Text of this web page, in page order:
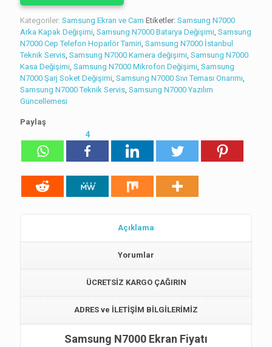
Kategoriler: Samsung Ekran ve Cam Etiketler: Samsung N7000
Arka Kapak Değişimi, Samsung N7000 Batarya Değişimi, Samsung
N7000 Cep Telefon Hoparlör Tamiri, Samsung N7000 İstanbul
Teknik Servis, Samsung N7000 Kamera değişimi, Samsung N7000
Kasa Değişimi, Samsung N7000 Mikrofon Değişimi, Samsung
N7000 Şarj Soket Değişimi, Samsung N7000 Sıvı Teması Onarımı,
Samsung N7000 Teknik Servis, Samsung N7000 Yazılım
Güncellemesi
Paylaş
4
Açıklama
Yorumlar
ÜCRETSİZ KARGO ÇAĞIRIN
ADRES ve İLETİŞİM BİLGİLERİMİZ
Samsung N7000 Ekran Fiyatı